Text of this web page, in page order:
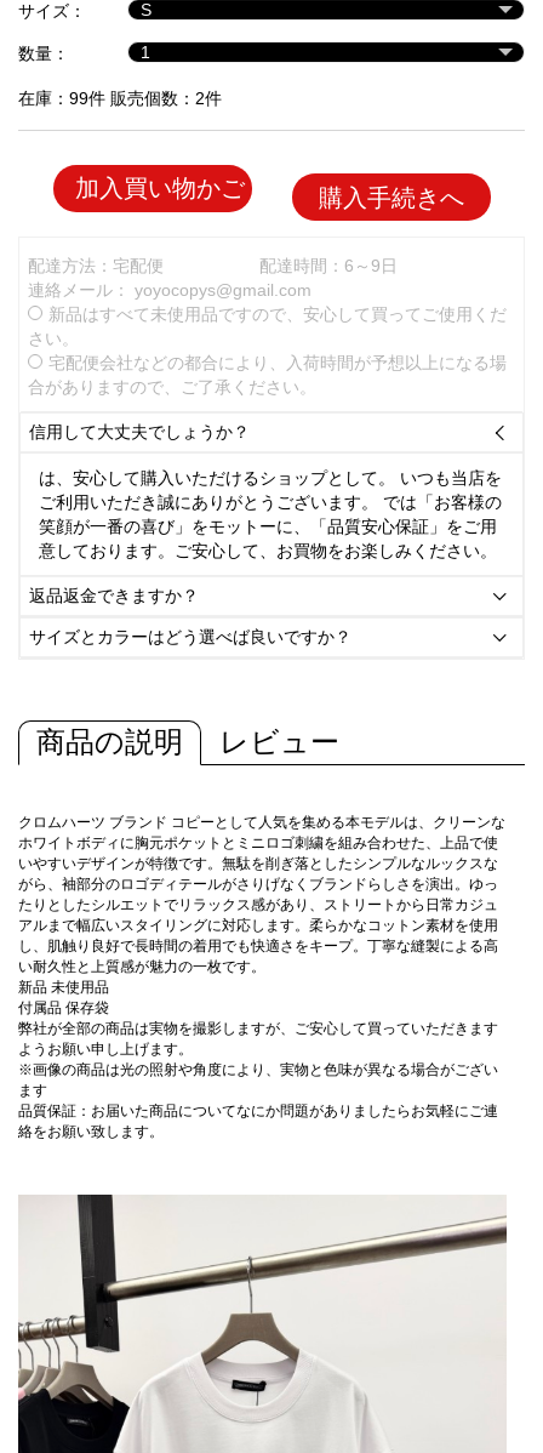
品
サイズ：
数量：
在庫：99件 販売個数：2件
加入買い物かご 購入手続きへ
配達方法：宅配便
配達時間：6～9日
連絡メール： yoyocopys@gmail.com
新品はすべて未使用品ですので、安心して買ってご使用くだ
さい。
宅配便会社などの都合により、入荷時間が予想以上になる場
合がありますので、ご了承ください。
信用して大丈夫でしょうか？ 
は、安心して購入いただけるショップとして。 いつも当店を
ご利用いただき誠にありがとうございます。 では「お客様の
笑顔が一番の喜び」をモットーに、「品質安心保証」をご用
意しております。ご安心して、お買物をお楽しみください。
返品返金できますか？ 
サイズとカラーはどう選べば良いですか？ 
商品の説明 レビュー
クロムハーツ ブランド コピーとして人気を集める本モデルは、クリーンな
ホワイトボディに胸元ポケットとミニロゴ刺繍を組み合わせた、上品で使
いやすいデザインが特徴です。無駄を削ぎ落としたシンプルなルックスな
がら、袖部分のロゴディテールがさりげなくブランドらしさを演出。ゆっ
たりとしたシルエットでリラックス感があり、ストリートから日常カジュ
アルまで幅広いスタイリングに対応します。柔らかなコットン素材を使用
し、肌触り良好で長時間の着用でも快適さをキープ。丁寧な縫製による高
い耐久性と上質感が魅力の一枚です。
新品 未使用品
付属品 保存袋
弊社が全部の商品は実物を撮影しますが、ご安心して買っていただきます
ようお願い申し上げます。
※画像の商品は光の照射や角度により、実物と色味が異なる場合がござい
ます
品質保証：お届いた商品についてなにか問題がありましたらお気軽にご連
絡をお願い致します。